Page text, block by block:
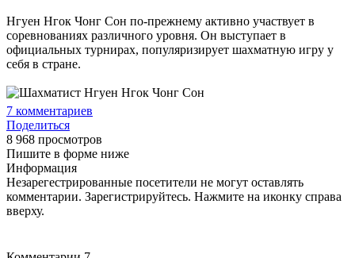
Нгуен Нгок Чонг Сон по-прежнему активно участвует в
соревнованиях различного уровня. Он выступает в
официальных турнирах, популяризирует шахматную игру у
себя в стране.
7 комментариев
Поделиться
8 968 просмотров
Пишите в форме ниже
Информация
Незарегестрированные посетители не могут оставлять
комментарии. Зарегистрируйтесь. Нажмите на иконку справа
вверху.